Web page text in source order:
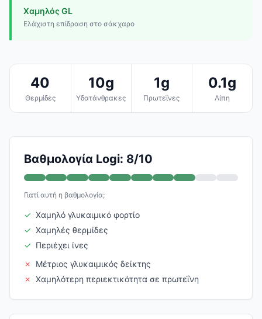
Χαμηλός GL
Ελάχιστη επίδραση στο σάκχαρο
40
Θερμίδες
10g
Υδατάνθρακες
1g
Πρωτεΐνες
0.1g
Λίπη
Βαθμολογία Logi: 8/10
Γιατί αυτή η βαθμολογία;
✓ Χαμηλό γλυκαιμικό φορτίο
✓ Χαμηλές θερμίδες
✓ Περιέχει ίνες
✗
Μέτριος γλυκαιμικός δείκτης
✗ Χαμηλότερη περιεκτικότητα σε πρωτεΐνη